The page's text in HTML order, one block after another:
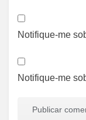
Notifique-me
Notifique-me